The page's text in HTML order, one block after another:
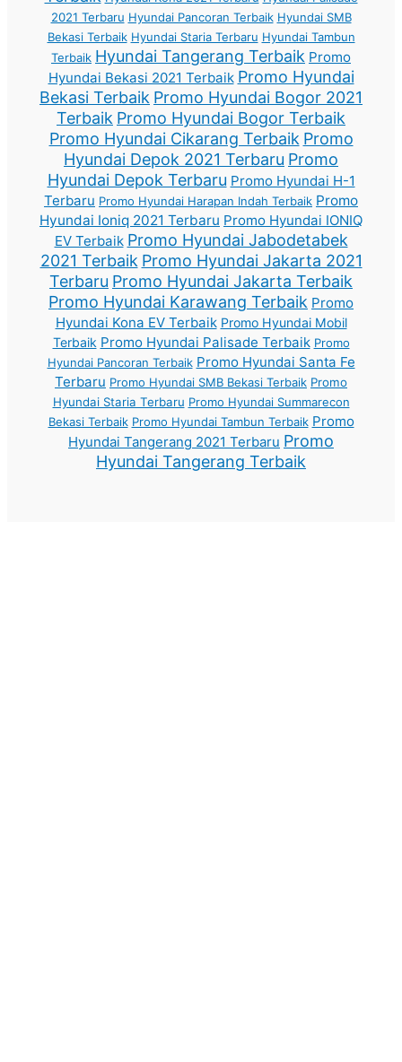
2021 Terbaru Hyundai Pancoran Terbaik Hyundai SMB
Bekasi Terbaik Hyundai Staria Terbaru Hyundai Tambun
Terbaik Hyundai Tangerang Terbaik Promo
Hyundai Bekasi 2021 Terbaik Promo Hyundai
Bekasi Terbaik Promo Hyundai Bogor 2021
Terbaik Promo Hyundai Bogor Terbaik
Promo Hyundai Cikarang Terbaik Promo
Hyundai Depok 2021 Terbaru Promo
Hyundai Depok Terbaru Promo Hyundai H-1
Terbaru Promo Hyundai Harapan Indah Terbaik Promo
Hyundai Ioniq 2021 Terbaru Promo Hyundai IONIQ
EV Terbaik Promo Hyundai Jabodetabek
2021 Terbaik Promo Hyundai Jakarta 2021
Terbaru Promo Hyundai Jakarta Terbaik
Promo Hyundai Karawang Terbaik Promo
Hyundai Kona EV Terbaik Promo Hyundai Mobil
Terbaik Promo Hyundai Palisade Terbaik Promo
Hyundai Pancoran Terbaik Promo Hyundai Santa Fe
Terbaru Promo Hyundai SMB Bekasi Terbaik Promo
Hyundai Staria Terbaru Promo Hyundai Summarecon
Bekasi Terbaik Promo Hyundai Tambun Terbaik Promo
Hyundai Tangerang 2021 Terbaru Promo
Hyundai Tangerang Terbaik